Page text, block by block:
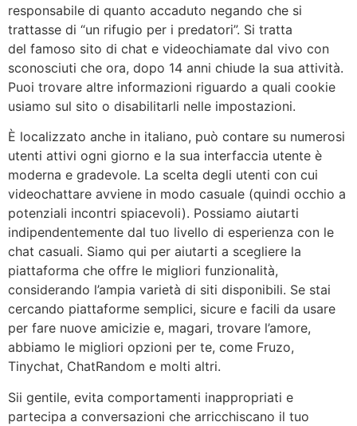
responsabile di quanto accaduto negando che si
trattasse di “un rifugio per i predatori”. Si tratta
del famoso sito di chat e videochiamate dal vivo con
sconosciuti che ora, dopo 14 anni chiude la sua attività.
Puoi trovare altre informazioni riguardo a quali cookie
usiamo sul sito o disabilitarli nelle impostazioni.
È localizzato anche in italiano, può contare su numerosi
utenti attivi ogni giorno e la sua interfaccia utente è
moderna e gradevole. La scelta degli utenti con cui
videochattare avviene in modo casuale (quindi occhio a
potenziali incontri spiacevoli). Possiamo aiutarti
indipendentemente dal tuo livello di esperienza con le
chat casuali. Siamo qui per aiutarti a scegliere la
piattaforma che offre le migliori funzionalità,
considerando l’ampia varietà di siti disponibili. Se stai
cercando piattaforme semplici, sicure e facili da usare
per fare nuove amicizie e, magari, trovare l’amore,
abbiamo le migliori opzioni per te, come Fruzo,
Tinychat, ChatRandom e molti altri.
Sii gentile, evita comportamenti inappropriati e
partecipa a conversazioni che arricchiscano il tuo